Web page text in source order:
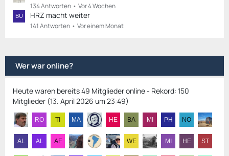
134 Antworten Vor 4 Wochen
HRZ macht weiter
141 Antworten Vor einem Monat
Wer war online?
Heute waren bereits 49 Mitglieder online - Rekord: 150
Mitglieder (13. April 2026 um 23:49)